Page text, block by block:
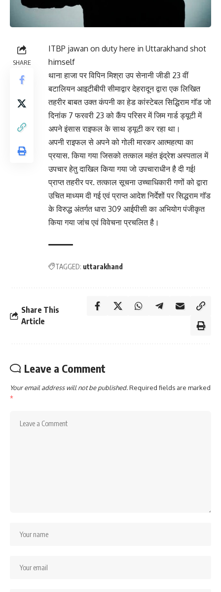
SHARE
ITBP jawan on duty here in Uttarakhand shot
himself
थाना हाजा पर विपिन मिश्रा उप सेनानी जीडी 23 वीं
बटालियन आइटीबीपी सीमाद्वार देहरादून द्वारा एक लिखित
तहरीर बाबत उक्त कंपनी का हेड कांस्टेबल सिद्धिराम गॉड जो
दिनांक 7 फरवरी 23 को कैंप परिसर में जिम गार्ड ड्यूटी में
अपने इंसास राइफल के साथ ड्यूटी कर रहा था।
अपनी राइफल से अपने को गोली मारकर आत्महत्या का
प्रयास. किया गया जिसको तत्काल महंत इंद्रेश अस्पताल में
उपचार हेतु दाखिल किया गया जो उपचाराधीन है दी गई!
प्राप्त तहरीर पर. तत्काल सूचना उच्चाधिकारी गणों को द्वारा
उचित माध्यम दी गई एवं प्राप्त आदेश निर्देशों पर सिद्धराम गॉड
के विरुद्ध अंतर्गत धारा 309 आईपीसी का अभियोग पंजीकृत
किया गया जांच एवं विवेचना प्रचलित है।
TAGGED: uttarakhand
Share This
Article
Leave a Comment
Your email address will not be published.Required fields are marked
*